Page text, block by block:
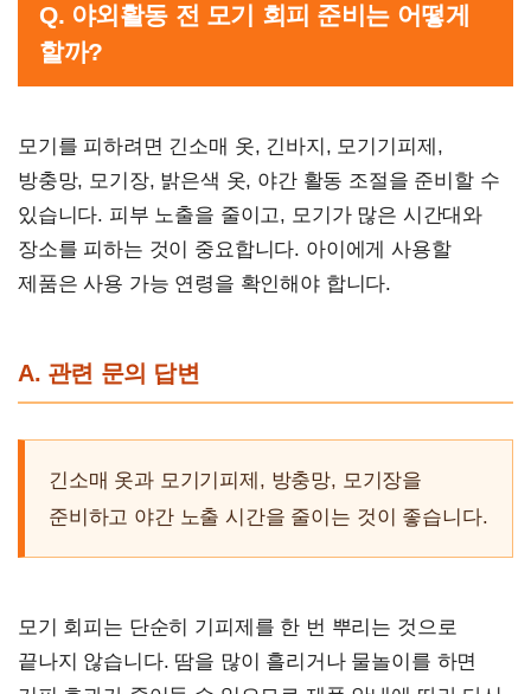
Q. 야외활동 전 모기 회피 준비는 어떻게
할까?
모기를 피하려면 긴소매 옷, 긴바지, 모기기피제,
방충망, 모기장, 밝은색 옷, 야간 활동 조절을 준비할 수
있습니다. 피부 노출을 줄이고, 모기가 많은 시간대와
장소를 피하는 것이 중요합니다. 아이에게 사용할
제품은 사용 가능 연령을 확인해야 합니다.
A. 관련 문의 답변
긴소매 옷과 모기기피제, 방충망, 모기장을
준비하고 야간 노출 시간을 줄이는 것이 좋습니다.
모기 회피는 단순히 기피제를 한 번 뿌리는 것으로
끝나지 않습니다. 땀을 많이 흘리거나 물놀이를 하면